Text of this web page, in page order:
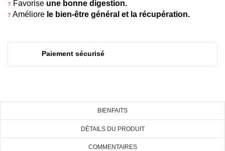
? Favorise une bonne digestion.
? Améliore le bien-être général et la récupération.
Paiement sécurisé
BIENFAITS
DÉTAILS DU PRODUIT
COMMENTAIRES
AJOUTER À MA LISTE DE
SOUHAITS
add_circle_outlineCréer une nouvelle liste
((LABEL))
((cancelText)) ((createText))
CONNEXION
Vous devez être connecté pour ajouter des produits à
((cancelText))